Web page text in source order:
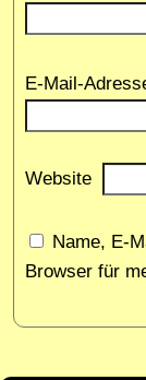
E-Mail-
Website
Name, E-
Browser für